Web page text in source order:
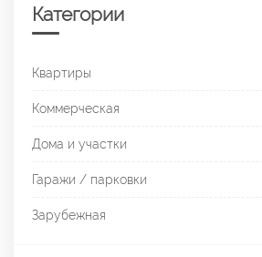
Категории
Квартиры
Коммерческая
Дома и участки
Гаражи / парковки
Зарубежная